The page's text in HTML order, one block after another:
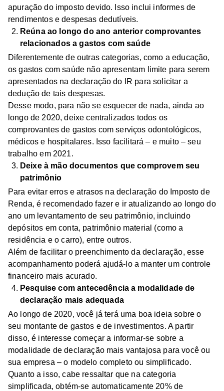
apuração do imposto devido. Isso inclui informes de
rendimentos e despesas dedutíveis.
Reúna ao longo do ano anterior comprovantes
relacionados a gastos com saúde
Diferentemente de outras categorias, como a educação,
os gastos com saúde não apresentam limite para serem
apresentados na declaração do IR para solicitar a
dedução de tais despesas.
Desse modo, para não se esquecer de nada, ainda ao
longo de 2020, deixe centralizados todos os
comprovantes de gastos com serviços odontológicos,
médicos e hospitalares. Isso facilitará – e muito – seu
trabalho em 2021.
Deixe à mão documentos que comprovem seu
patrimônio
Para evitar erros e atrasos na declaração do Imposto de
Renda, é recomendado fazer e ir atualizando ao longo do
ano um levantamento de seu patrimônio, incluindo
depósitos em conta, patrimônio material (como a
residência e o carro), entre outros.
Além de facilitar o preenchimento da declaração, esse
acompanhamento poderá ajudá-lo a manter um controle
financeiro mais acurado.
Pesquise com antecedência a modalidade de
declaração mais adequada
Ao longo de 2020, você já terá uma boa ideia sobre o
seu montante de gastos e de investimentos. A partir
disso, é interesse começar a informar-se sobre a
modalidade de declaração mais vantajosa para você ou
sua empresa – o modelo completo ou simplificado.
Quanto a isso, cabe ressaltar que na categoria
simplificada, obtém-se automaticamente 20% de